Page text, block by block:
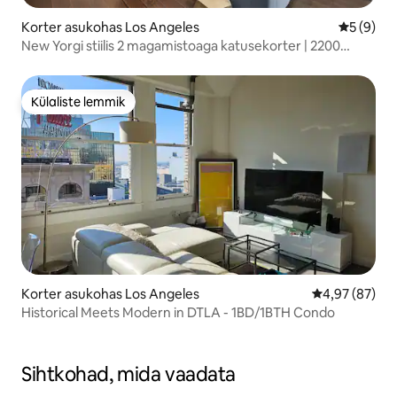
Korter asukohas Los Angeles
5 (9)
New Yorgi stiilis 2 magamistoaga katusekorter | 2200
Külaliste lemmik
Külaliste lemmik
Korter asukohas Los Angeles Keskmine
4,97 (87)
Historical Meets Modern in DTLA - 1BD/1BTH Condo
Sihtkohad, mida vaadata